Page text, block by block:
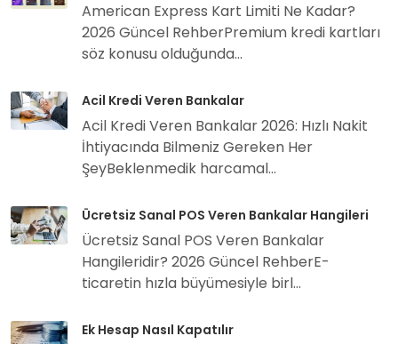
American Express Kart Limiti Ne Kadar?
2026 Güncel RehberPremium kredi kartları
söz konusu olduğunda...
Acil Kredi Veren Bankalar
Acil Kredi Veren Bankalar 2026: Hızlı Nakit
İhtiyacında Bilmeniz Gereken Her
ŞeyBeklenmedik harcamal...
Ücretsiz Sanal POS Veren Bankalar Hangileri
Ücretsiz Sanal POS Veren Bankalar
Hangileridir? 2026 Güncel RehberE-
ticaretin hızla büyümesiyle birl...
Ek Hesap Nasıl Kapatılır